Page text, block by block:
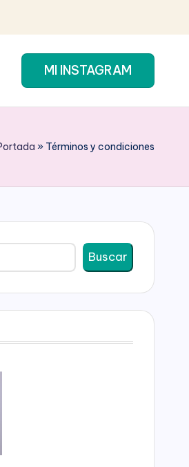
MI INSTAGRAM
» Términos y condiciones
Buscar